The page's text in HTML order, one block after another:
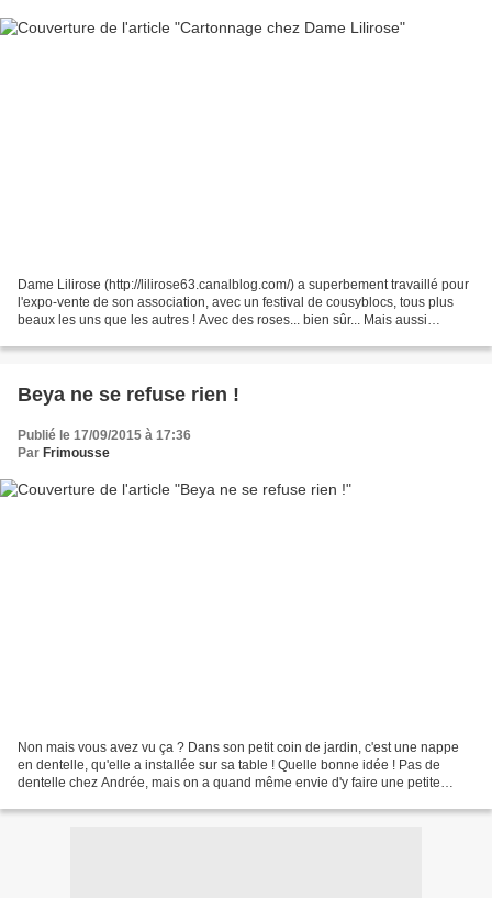
Dame Lilirose (http://lilirose63.canalblog.com/) a superbement travaillé pour
l'expo-vente de son association, avec un festival de cousyblocs, tous plus
beaux les uns que les autres ! Avec des roses... bien sûr... Mais aussi
Beya ne se refuse rien !
Publié le 17/09/2015 à 17:36
Par Frimousse
Non mais vous avez vu ça ? Dans son petit coin de jardin, c'est une nappe
en dentelle, qu'elle a installée sur sa table ! Quelle bonne idée ! Pas de
dentelle chez Andrée, mais on a quand même envie d'y faire une petite